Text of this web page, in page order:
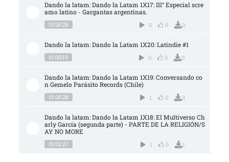
Dando la latam: Dando la Latam 1X17: III° Especial scre
amo latino - Gargantas argentinas.
01:00:28 0 0 0
Dando la latam: Dando la Latam 1X20: Latindie #1
01:00:19 0 0 0
Dando la latam: Dando la Latam 1X19: Conversando co
n Gemelo Parásito Records (Chile)
01:05:28 1 0 3
Dando la latam: Dando la Latam 1X18: El Multiverso Ch
arly García (segunda parte) - PARTE DE LA RELIGIÓN/S
AY NO MORE
01:02:27 1 0 1